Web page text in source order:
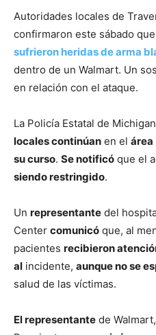
Autoridades locales de
confirmaron este sábado
sufrieron heridas de arma
dentro de un Walmart. Un
en relación con el ataque.
La Policía Estatal de Michigan
locales continúan en el área
su curso. Se notificó que el
siendo restringido.
Un representante del
Center comunicó que, al
pacientes recibieron
al incidente, aunque no se
salud de las víctimas.
El representante de